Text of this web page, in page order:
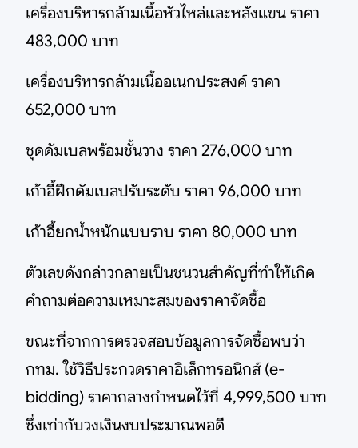
เครื่องบริหารกล้ามเนื้อหัวไหล่และหลังแขน ราคา
483,000 บาท
เครื่องบริหารกล้ามเนื้ออเนกประสงค์ ราคา
652,000 บาท
ชุดดัมเบลพร้อมชั้นวาง ราคา 276,000 บาท
เก้าอี้ฝึกดัมเบลปรับระดับ ราคา 96,000 บาท
เก้าอี้ยกน้ำหนักแบบราบ ราคา 80,000 บาท
ตัวเลขดังกล่าวกลายเป็นชนวนสำคัญที่ทำให้เกิด
คำถามต่อความเหมาะสมของราคาจัดซื้อ
ขณะที่จากการตรวจสอบข้อมูลการจัดซื้อพบว่า
กทม. ใช้วิธีประกวดราคาอิเล็กทรอนิกส์ (e-
bidding) ราคากลางกำหนดไว้ที่ 4,999,500 บาท
ซึ่งเท่ากับวงเงินงบประมาณพอดี